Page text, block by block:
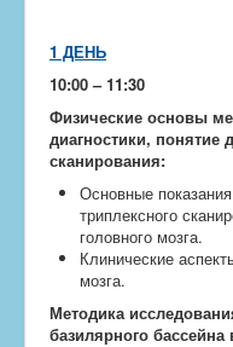
1 ДЕНЬ
10:00 – 11:30
Физические основы
диагностики, понятие
сканирования:
Основные
триплексного
головного мозга.
Клинические
мозга.
Методика
базилярного